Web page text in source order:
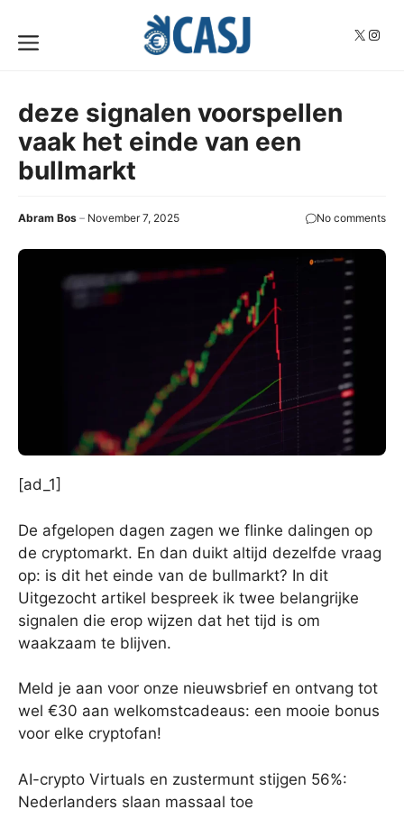
content
X
Menu
deze signalen voorspellen
vaak het einde van een
bullmarkt
Abram Bos November 7, 2025 No comments
[ad_1]
De afgelopen dagen zagen we flinke dalingen op
de cryptomarkt. En dan duikt altijd dezelfde vraag
op: is dit het einde van de bullmarkt? In dit
Uitgezocht artikel bespreek ik twee belangrijke
signalen die erop wijzen dat het tijd is om
waakzaam te blijven.
Meld je aan voor onze nieuwsbrief en ontvang tot
wel €30 aan welkomstcadeaus: een mooie bonus
voor elke cryptofan!
AI-crypto Virtuals en zustermunt stijgen 56%:
Nederlanders slaan massaal toe